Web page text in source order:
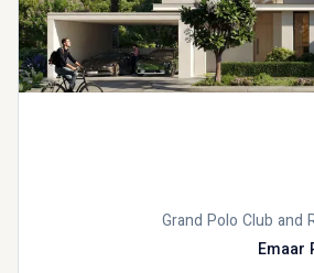
Grand Polo Club and
Emaar